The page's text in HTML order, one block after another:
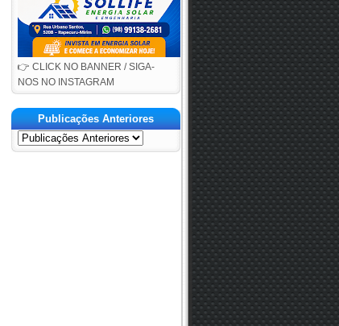
👉 CLICK NO BANNER / SIGA-
NOS NO INSTAGRAM
Publicações Anteriores